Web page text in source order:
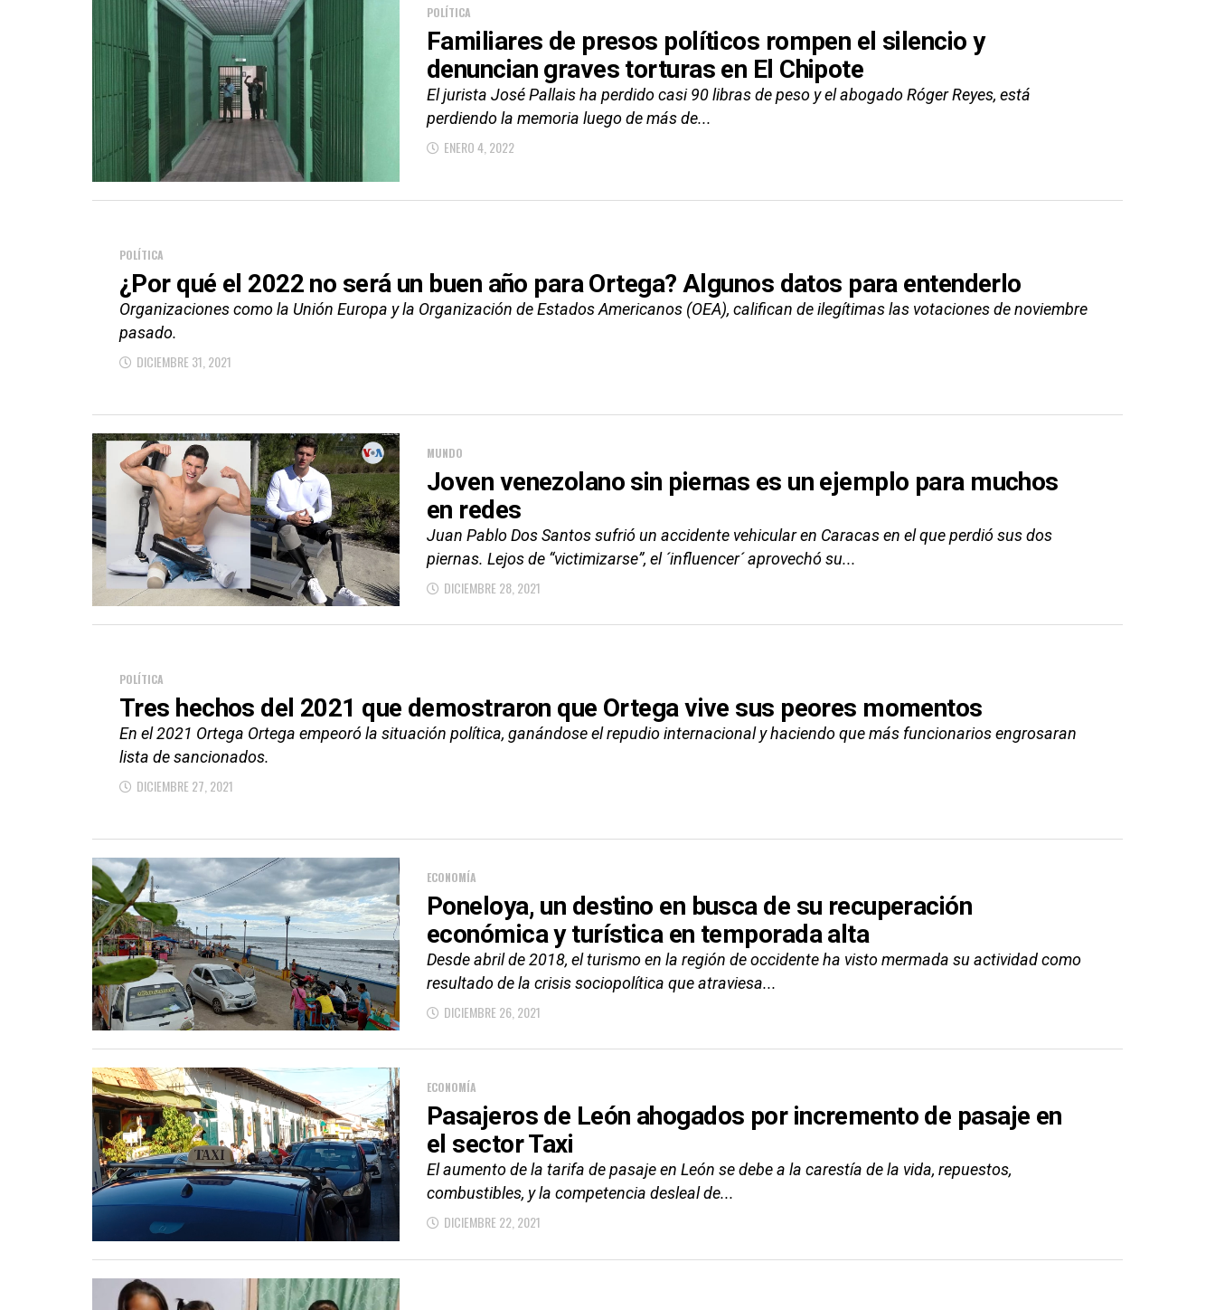
POLÍTICA
Familiares de presos políticos rompen el silencio y
denuncian graves torturas en El Chipote
El jurista José Pallais ha perdido casi 90 libras de peso y el abogado Róger Reyes, está
perdiendo la memoria luego de más de...
ENERO 4, 2022
POLÍTICA
¿Por qué el 2022 no será un buen año para Ortega? Algunos datos para entenderlo
Organizaciones como la Unión Europa y la Organización de Estados Americanos (OEA), califican de ilegítimas las votaciones de noviembre
pasado.
DICIEMBRE 31, 2021
MUNDO
Joven venezolano sin piernas es un ejemplo para muchos
en redes
Juan Pablo Dos Santos sufrió un accidente vehicular en Caracas en el que perdió sus dos
piernas. Lejos de “victimizarse”, el ´influencer´ aprovechó su...
DICIEMBRE 28, 2021
POLÍTICA
Tres hechos del 2021 que demostraron que Ortega vive sus peores momentos
En el 2021 Ortega Ortega empeoró la situación política, ganándose el repudio internacional y haciendo que más funcionarios engrosaran
lista de sancionados.
DICIEMBRE 27, 2021
ECONOMÍA
Poneloya, un destino en busca de su recuperación
económica y turística en temporada alta
Desde abril de 2018, el turismo en la región de occidente ha visto mermada su actividad como
resultado de la crisis sociopolítica que atraviesa...
DICIEMBRE 26, 2021
ECONOMÍA
Pasajeros de León ahogados por incremento de pasaje en
el sector Taxi
El aumento de la tarifa de pasaje en León se debe a la carestía de la vida, repuestos,
combustibles, y la competencia desleal de...
DICIEMBRE 22, 2021